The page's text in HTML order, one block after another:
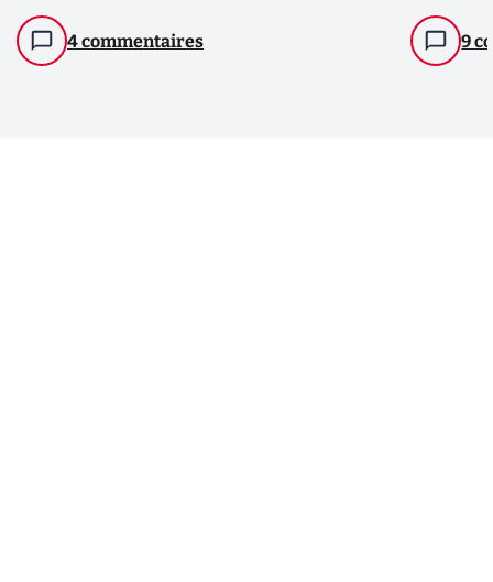
4 commentaires 9